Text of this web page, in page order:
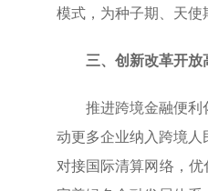
模式，为种子期、天使
三、 创新改革开放
推进跨境金融便利
动更多企业纳入跨境
对接国际清算网络，优